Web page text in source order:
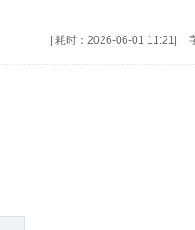
耗时：2026-06-01 11:21